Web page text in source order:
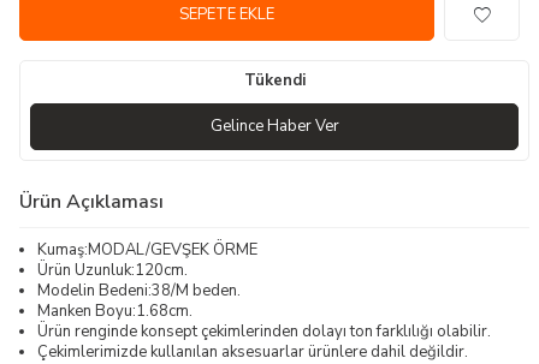
SEPETE EKLE
Tükendi
Gelince Haber Ver
Ürün Açıklaması
Kumaş:MODAL/GEVŞEK ÖRME
Ürün Uzunluk:120cm.
Modelin Bedeni:38/M beden.
Manken Boyu:1.68cm.
Ürün renginde konsept çekimlerinden dolayı ton farklılığı olabilir.
Çekimlerimizde kullanılan aksesuarlar ürünlere dahil değildir.